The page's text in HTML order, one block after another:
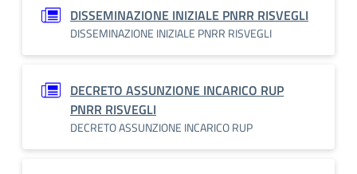
DISSEMINAZIONE INIZIALE PNRR RISVEGLI
DISSEMINAZIONE INIZIALE PNRR RISVEGLI
DECRETO ASSUNZIONE INCARICO RUP
PNRR RISVEGLI
DECRETO ASSUNZIONE INCARICO RUP